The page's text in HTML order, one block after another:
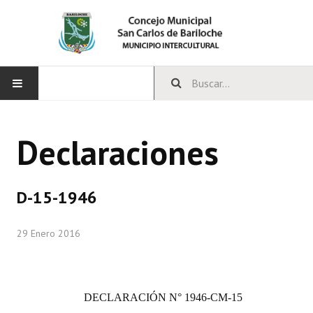
CONCEJO
Concejales Mandato Cumplido
Declaraciones
D-15-1946
29 Enero 2016
DECLARACIÓN N° 1946-CM-15